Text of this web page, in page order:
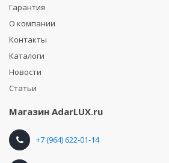
Гарантия
О компании
Контакты
Каталоги
Новости
Статьи
Магазин AdarLUX.ru
+7 (964) 622-01-14